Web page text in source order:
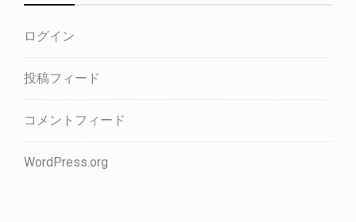
ログイン
投稿フィード
コメントフィード
WordPress.org